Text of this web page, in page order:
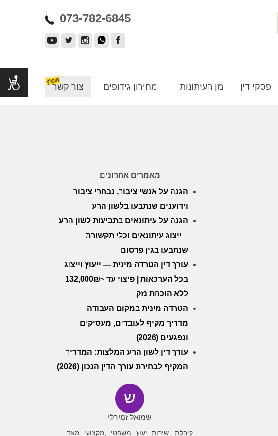
073-782-6845
פסקי דין מן העיתונות מחירון גידופים צור קשר
מאמרים אחרונים
הגנה על אנשי ציבור, נבחרי ציבור
וידוענים שנתבעו בלשון הרע
הגנה על עיתונאים בתביעות לשון הרע
– ייצוג עיתונאים וכלי תקשורת
שנתבעו בגין פרסום
עורך דין הטרדה מינית — ייעוץ וייצוג
בכל הערכאות | פיצוי עד ~132,000₪
ללא הוכחת נזק
הטרדה מינית במקום העבודה —
מדריך מקיף לעובדים, מעסיקים
ונפגעים (2026)
עורך דין לשון הרע המלצות: המדריך
המקיף לבחירת עורך הדין הנכון (2026)
שמואל זמירלי
קיבלתי שירות יעוץ משפטי ,מקצועי מאד